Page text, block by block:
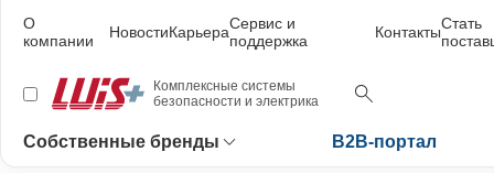
О
компании
НовостиКарьераСервис и
поддержка
КонтактыСтать
Комплексные системы
безопасности и электрика
Собственные бренды B2B-портал